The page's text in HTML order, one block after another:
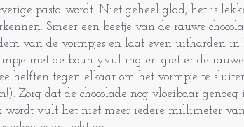
pasta wordt. Niet geheel glad, het is
Smeer een beetje van de rauwe
van de vormpjes en laat even uitharden
met de bountyvulling en giet er de
helften tegen elkaar om het vormpje te
Zorg dat de chocolade nog vloeibaar genoeg
wordt vult het niet meer iedere millimeter van